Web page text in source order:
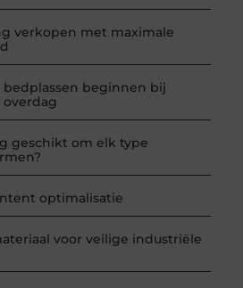
verkopen met maximale
beginnen bij
geschikt om elk type
optimalisatie
voor veilige industriële